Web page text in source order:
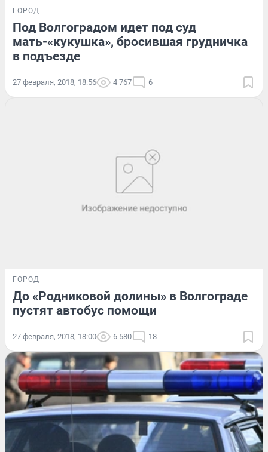
ГОРОД
Под Волгоградом идет под суд
мать-«кукушка», бросившая грудничка
в подъезде
27 февраля, 2018, 18:56 4 767 6
ГОРОД
До «Родниковой долины» в Волгограде
пустят автобус помощи
27 февраля, 2018, 18:00 6 580 18